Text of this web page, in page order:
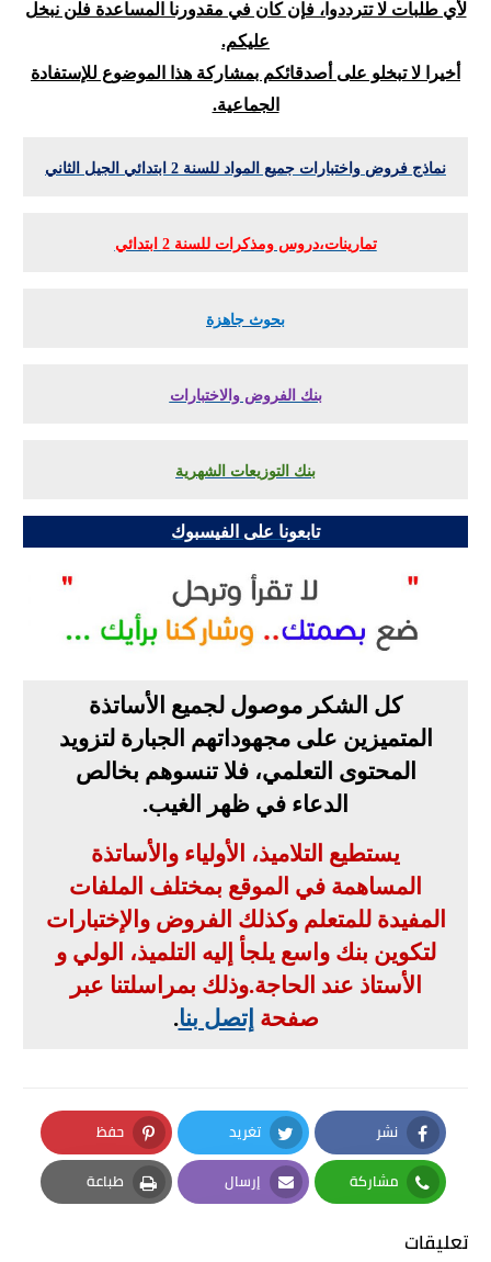
لأي طلبات لا تترددوا، فإن كان في مقدورنا المساعدة فلن نبخل
عليكم.
أخيرا لا تبخلو على أصدقائكم بمشاركة هذا الموضوع للإستفادة
الجماعية.
نماذج فروض واختبارات جميع المواد للسنة 2 ابتدائي الجيل الثاني
تمارينات،دروس ومذكرات للسنة 2 ابتدائي
بحوث جاهزة
بنك الفروض والاختبارات
بنك التوزيعات الشهرية
تابعونا على الفيسبوك
كل الشكر موصول لجميع الأساتذة
المتميزين على مجهوداتهم الجبارة لتزويد
المحتوى التعلمي، فلا تنسوهم بخالص
الدعاء في ظهر الغيب.
يستطيع التلاميذ، الأولياء والأساتذة
المساهمة في الموقع بمختلف الملفات
المفيدة للمتعلم وكذلك الفروض والإختبارات
لتكوين بنك واسع يلجأ إليه التلميذ، الولي و
الأستاذ عند الحاجة.وذلك بمراسلتنا عبر
صفحة إتصل بنا.
نشر
Facebook
تغريد
Twitter
حفظ
Pinterest
مشاركة
Whatsapp
إرسال
Email
طباعة
Print
تعليقات